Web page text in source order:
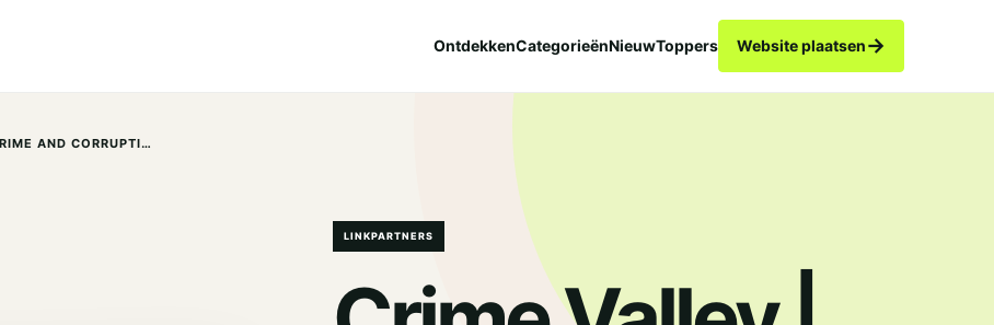
OntdekkenCategorieënNieuwToppers Website plaatsen→
CRIME VALLEY | THE WORLD OF CRIME AND CORRUPTION!
LINKPARTNERS